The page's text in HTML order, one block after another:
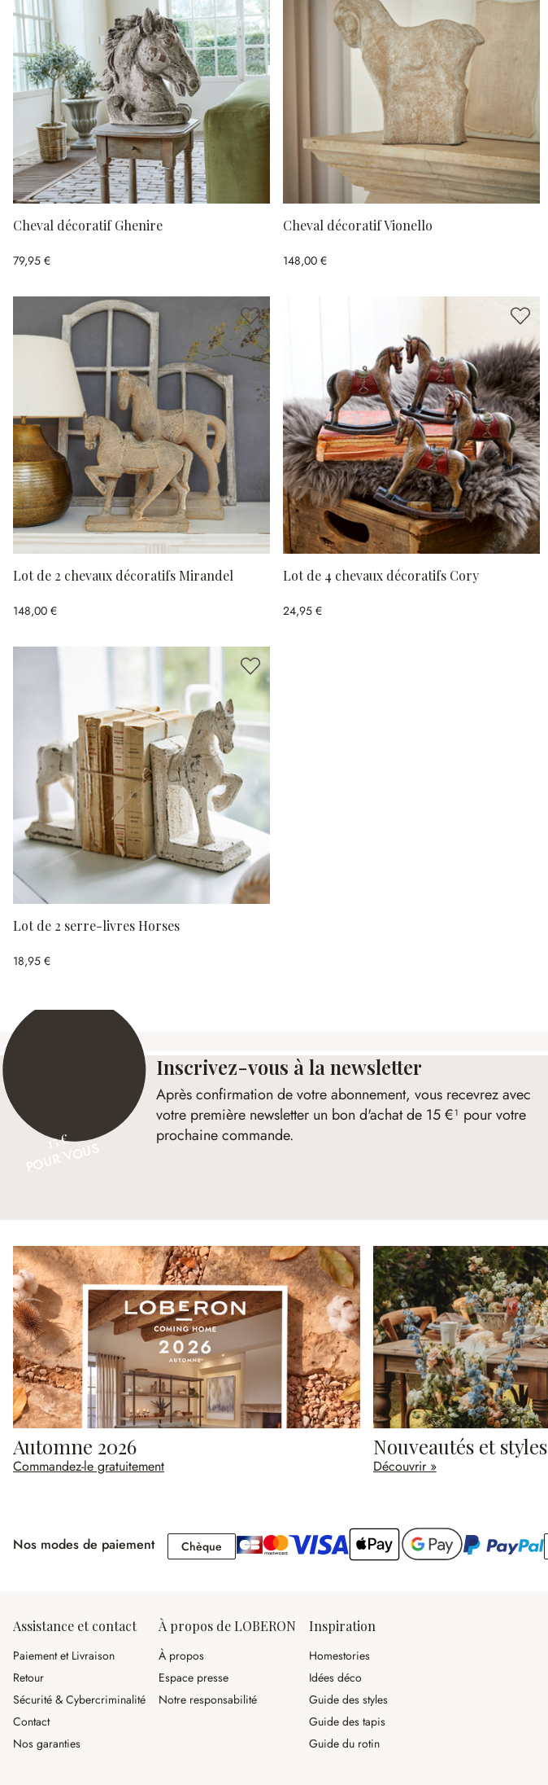
Cheval décoratif Ghenire
79,95 €
Cheval décoratif Vionello
148,00 €
Lot de 2 chevaux décoratifs Mirandel
148,00 €
Lot de 4 chevaux décoratifs Cory
24,95 €
Lot de 2 serre-livres Horses
18,95 €
15 €
Inscrivez-vous à la newsletter
Après confirmation de votre abonnement, vous recevrez avec
votre première newsletter un bon d'achat de 15 €¹ pour votre
prochaine commande.
Automne 2026
Commandez-le gratuitement
Nouveautés et styles
Découvrir »
Nos modes de paiement Chèque Chèque
Assistance et contact
Paiement et Livraison
Retour
Sécurité & Cybercriminalité
Contact
Nos garanties
À propos de LOBERON
À propos
Espace presse
Notre responsabilité
Inspiration
Homestories
Idées déco
Guide des styles
Guide des tapis
Guide du rotin